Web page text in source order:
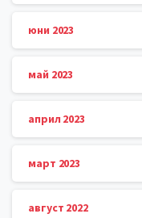
юни 2023
май 2023
април 2023
март 2023
август 2022